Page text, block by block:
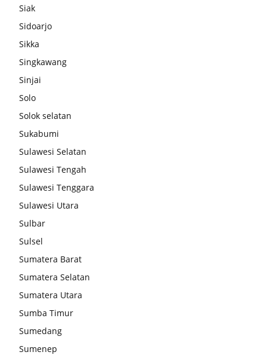
Siak
Sidoarjo
Sikka
Singkawang
Sinjai
Solo
Solok selatan
Sukabumi
Sulawesi Selatan
Sulawesi Tengah
Sulawesi Tenggara
Sulawesi Utara
Sulbar
Sulsel
Sumatera Barat
Sumatera Selatan
Sumatera Utara
Sumba Timur
Sumedang
Sumenep